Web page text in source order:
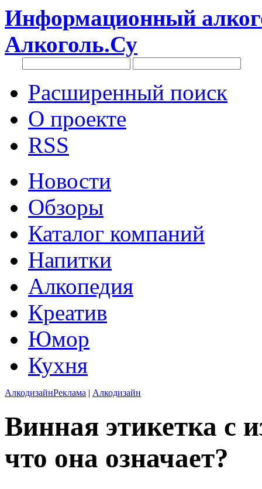
Информационный
Алкоголь.Су
Расширенный поиск
О проекте
RSS
Новости
Обзоры
Каталог компаний
Напитки
Алкопедия
Креатив
Юмор
Кухня
АлкодизайнРеклама | Алкодизайн
Винная этикетка с
что она означает?